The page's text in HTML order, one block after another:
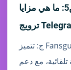
س5: ما هي مزايا Fansgurus مقارنة بمنصات
ج: تتميز Fansgurus بمصادر مستخدمين حقيقيين،
تلقائية، مع دعم